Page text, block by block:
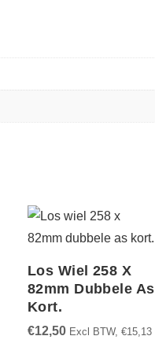
Los Wiel 258 X
82mm Dubbele As
Kort.
€12,50 Excl BTW, €15,13